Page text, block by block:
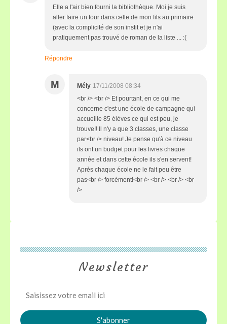
Elle a l'air bien fourni la bibliothèque. Moi je suis
aller faire un tour dans celle de mon fils au primaire
(avec la complicité de son instit et je n'ai
pratiquement pas trouvé de roman de la liste ... :(
Répondre
M Mély 17/11/2008 08:34
<br /> <br /> Et pourtant, en ce qui me
concerne c'est une école de campagne qui
accueille 85 élèves ce qui est peu, je
trouve!! Il n'y a que 3 classes, une classe
par<br /> niveau! Je pense qu'à ce niveau
ils ont un budget pour les livres chaque
année et dans cette école ils s'en servent!
Après chaque école ne le fait peu être
pas<br /> forcément!<br /> <br /> <br /> <br
/>
Newsletter